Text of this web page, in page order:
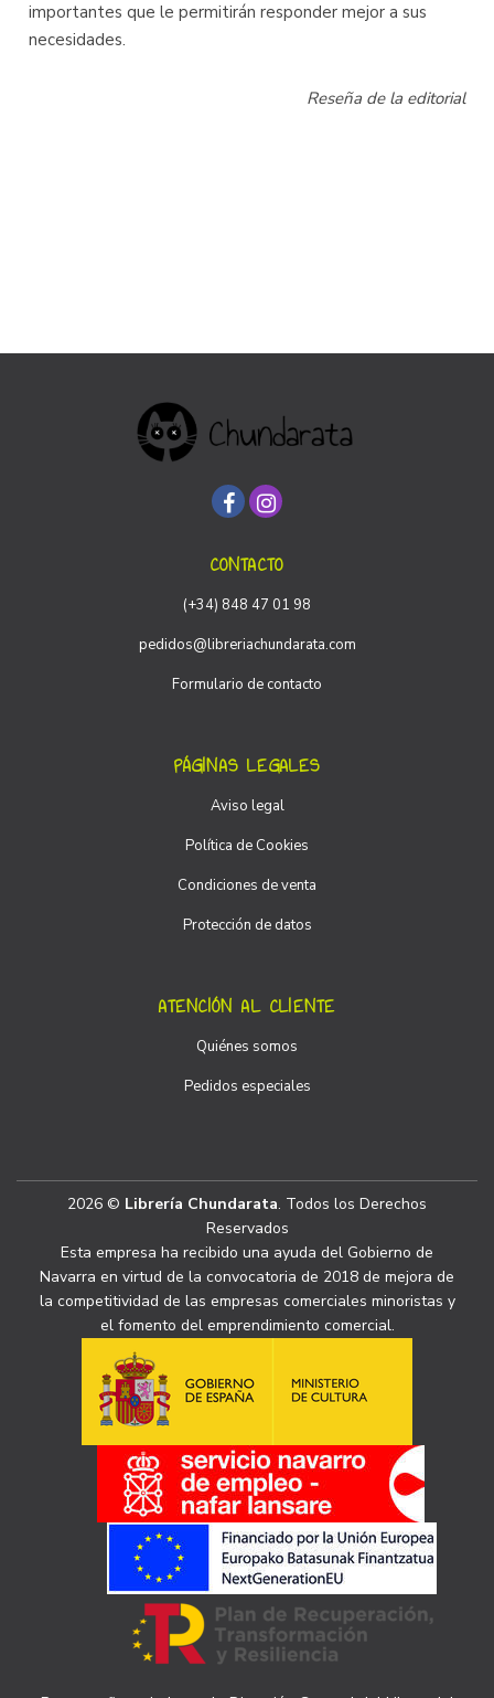
importantes que le permitirán responder mejor a sus
necesidades.
Reseña de la editorial
CONTACTO
(+34) 848 47 01 98
pedidos@libreriachundarata.com
Formulario de contacto
PÁGINAS LEGALES
Aviso legal
Política de Cookies
Condiciones de venta
Protección de datos
ATENCIÓN AL CLIENTE
Quiénes somos
Pedidos especiales
2026 © Librería Chundarata. Todos los Derechos
Reservados
Esta empresa ha recibido una ayuda del Gobierno de
Navarra en virtud de la convocatoria de 2018 de mejora de
la competitividad de las empresas comerciales minoristas y
el fomento del emprendimiento comercial.